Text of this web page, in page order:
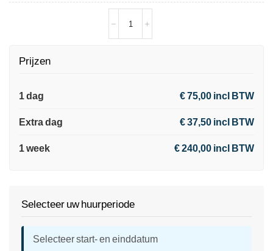
Prijzen
1 dag € 75,00 incl BTW
Extra dag € 37,50 incl BTW
1 week € 240,00 incl BTW
Selecteer uw huurperiode
Selecteer start- en einddatum